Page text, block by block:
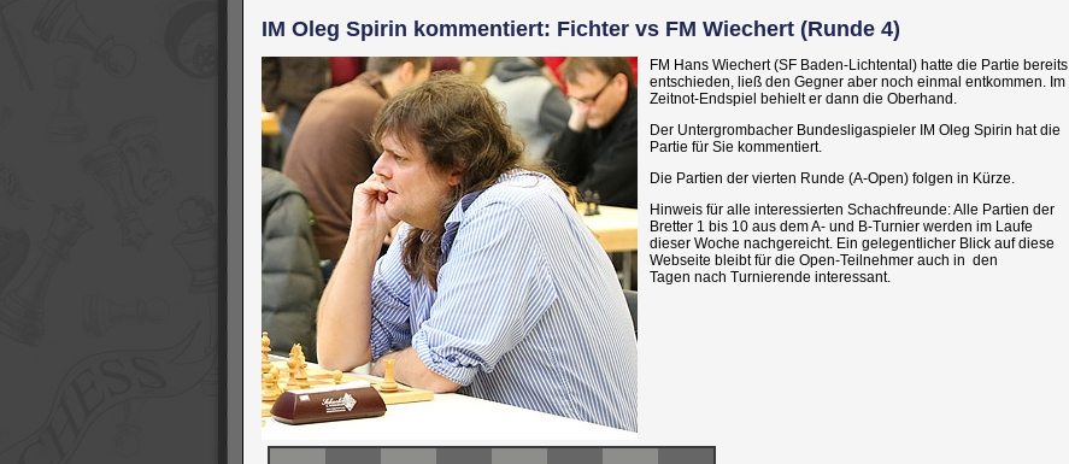
IM Oleg Spirin kommentiert: Fichter vs FM Wiechert (Runde 4)
FM Hans Wiechert (SF Baden-Lichtental) hatte die Partie bereits
entschieden, ließ den Gegner aber noch einmal entkommen. Im
Zeitnot-Endspiel behielt er dann die Oberhand.
Der Untergrombacher Bundesligaspieler IM Oleg Spirin hat die
Partie für Sie kommentiert.
Die Partien der vierten Runde (A-Open) folgen in Kürze.
Hinweis für alle interessierten Schachfreunde: Alle Partien der
Bretter 1 bis 10 aus dem A- und B-Turnier werden im Laufe
dieser Woche nachgereicht. Ein gelegentlicher Blick auf diese
Webseite bleibt für die Open-Teilnehmer auch in den
Tagen nach Turnierende interessant.